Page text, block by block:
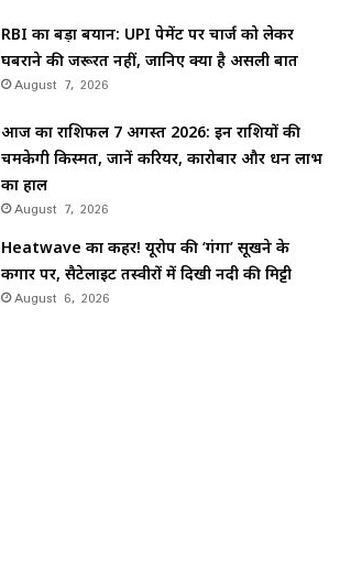
RBI का बड़ा बयान: UPI पेमेंट पर चार्ज को लेकर
घबराने की जरूरत नहीं, जानिए क्या है असली बात
August 7, 2026
आज का राशिफल 7 अगस्त 2026: इन राशियों की
चमकेगी किस्मत, जानें करियर, कारोबार और धन लाभ
का हाल
August 7, 2026
Heatwave का कहर! यूरोप की ‘गंगा’ सूखने के
कगार पर, सैटेलाइट तस्वीरों में दिखी नदी की मिट्टी
August 6, 2026